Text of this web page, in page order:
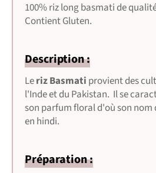
100% riz long basmati de
Contient Gluten.
Description :
Leriz Basmati provient des
l'Inde et du Pakistan. Il se
son parfum floral d'où son nom
en hindi.
Préparation :